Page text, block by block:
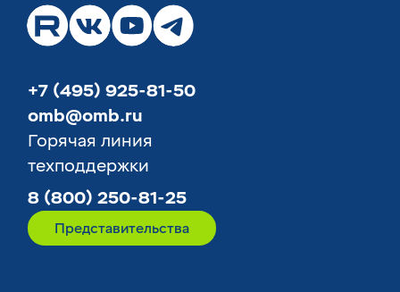
+7 (495) 925-81-50
omb@omb.ru
Горячая линия
техподдержки
8 (800) 250-81-25
Представительства